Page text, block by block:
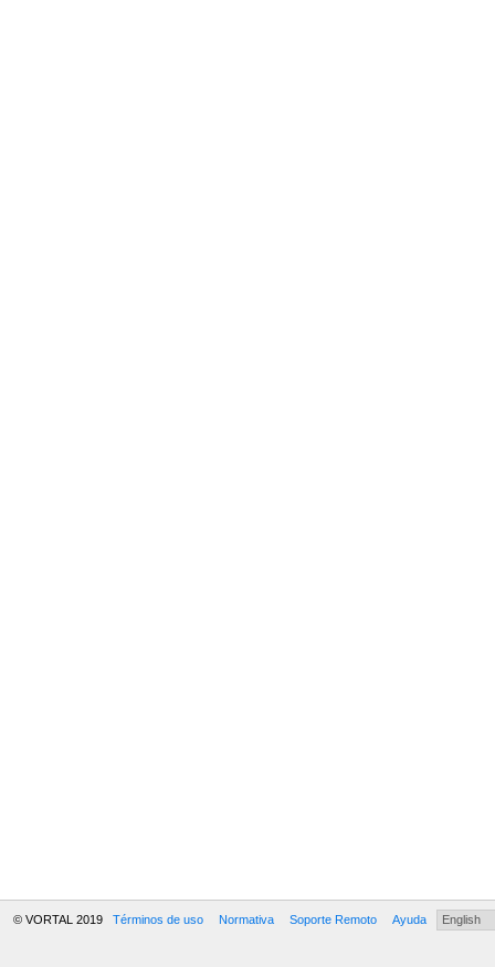
© VORTAL 2019 Términos de uso Normativa Soporte Remoto Ayuda